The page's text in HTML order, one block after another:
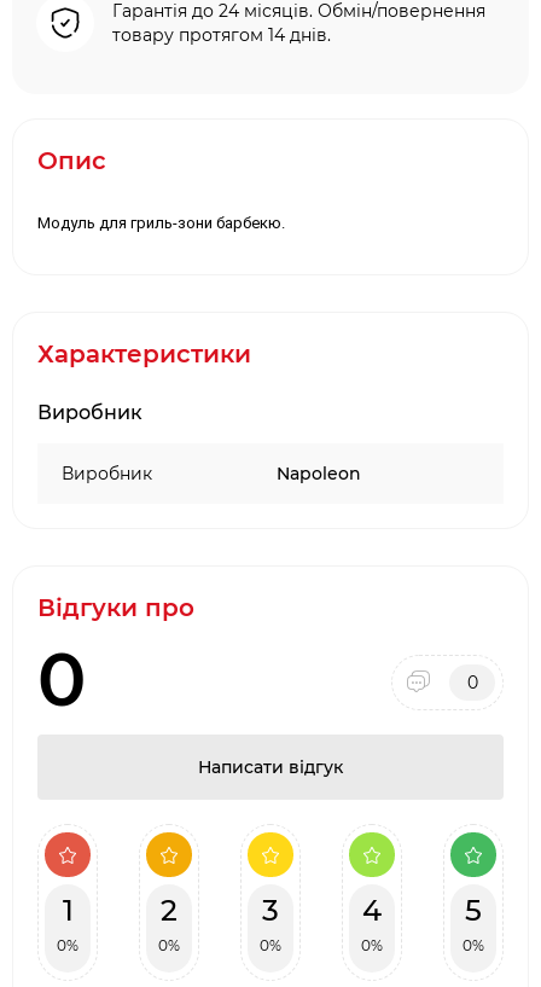
Гарантія до 24 місяців. Обмін/повернення
товару протягом 14 днів.
Опис
Модуль для гриль-зони барбекю.
Характеристики
Виробник
Виробник Napoleon
Відгуки про
0 0
Написати відгук
1
0%
2
0%
3
0%
4
0%
5
0%